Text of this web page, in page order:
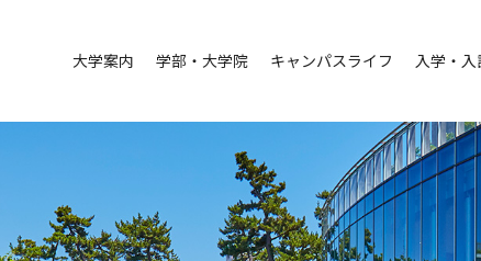
大学案内 学部・大学院 キャンパスライフ 入学・入